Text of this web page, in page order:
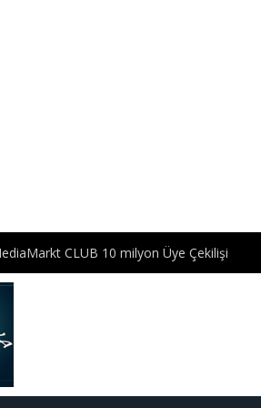
CLUB 10 milyon Üye Çekilişi